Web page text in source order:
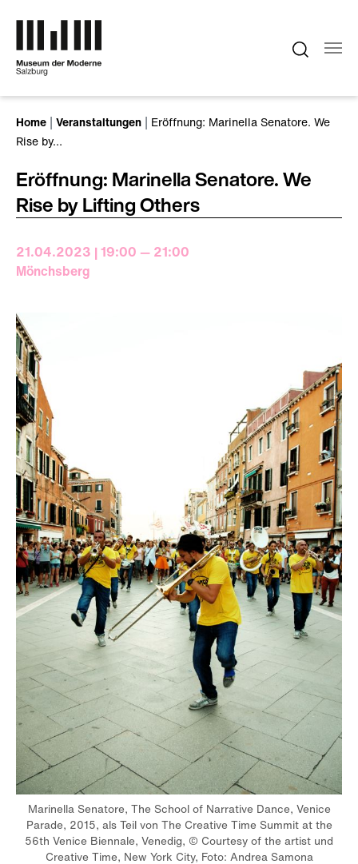
Home Veranstaltungen
Eröffnung: Marinella Senatore. We
Rise by…
Eröffnung: Marinella Senatore. We
Rise by Lifting Others
21.04.2023 | 19:00 — 21:00
Mönchsberg
Marinella Senatore, The School of Narrative Dance, Venice
Parade, 2015, als Teil von The Creative Time Summit at the
56th Venice Biennale, Venedig, © Courtesy of the artist und
Creative Time, New York City, Foto: Andrea Samona